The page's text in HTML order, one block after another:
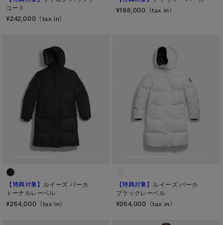
コート
¥242,000（tax in）
¥198,000（tax in）
【特典対象】 ルイーズ パーカ
トーナルレーベル
¥264,000（tax in）
【特典対象】 ルイーズ パーカ
ブラックレーベル
¥264,000（tax in）